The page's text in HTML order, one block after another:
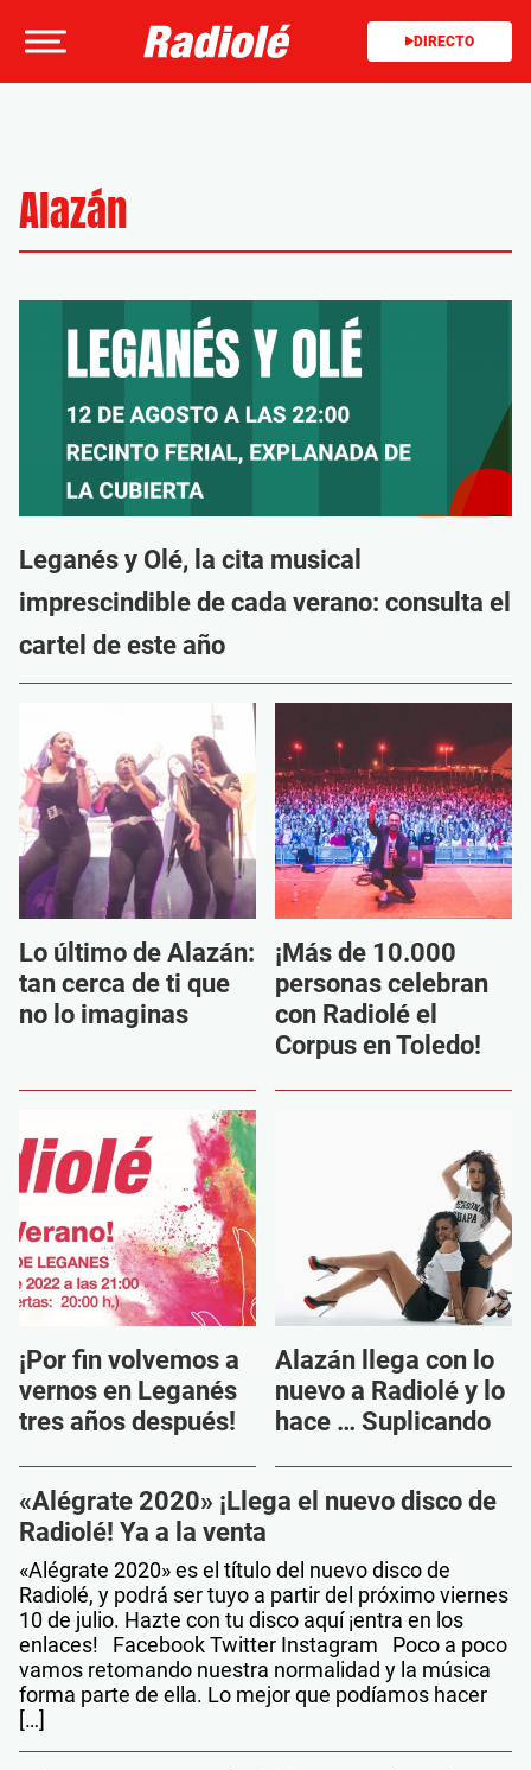
DIRECTO
Alazán
Leganés y Olé, la cita musical
imprescindible de cada verano: consulta el
cartel de este año
Lo último de Alazán:
tan cerca de ti que
no lo imaginas
¡Más de 10.000
personas celebran
con Radiolé el
Corpus en Toledo!
¡Por fin volvemos a
vernos en Leganés
tres años después!
Alazán llega con lo
nuevo a Radiolé y lo
hace … Suplicando
«Alégrate 2020» ¡Llega el nuevo disco de
Radiolé! Ya a la venta
«Alégrate 2020» es el título del nuevo disco de
Radiolé, y podrá ser tuyo a partir del próximo viernes
10 de julio. Hazte con tu disco aquí ¡entra en los
enlaces! Facebook Twitter Instagram Poco a poco
vamos retomando nuestra normalidad y la música
forma parte de ella. Lo mejor que podíamos hacer
[…]